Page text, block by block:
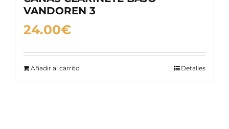
VANDOREN 3
24.00€
Añadir al carrito Detalles